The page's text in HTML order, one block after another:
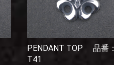
PENDANT TOP 品番：
T41